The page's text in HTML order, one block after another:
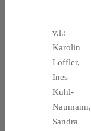
v.l.:
Karolin
Löffler,
Ines
Kuhl-
Naumann,
Sandra